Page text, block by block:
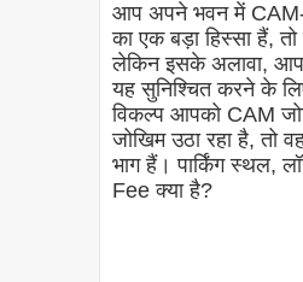
आप अपने भवन में
का एक बड़ा हिस्सा हैं,
लेकिन इसके अलावा,
यह सुनिश्चित करने के
विकल्प आपको CAM
जोखिम उठा रहा है, तो
भाग हैं। पार्किंग स्थल,
Fee क्या है?